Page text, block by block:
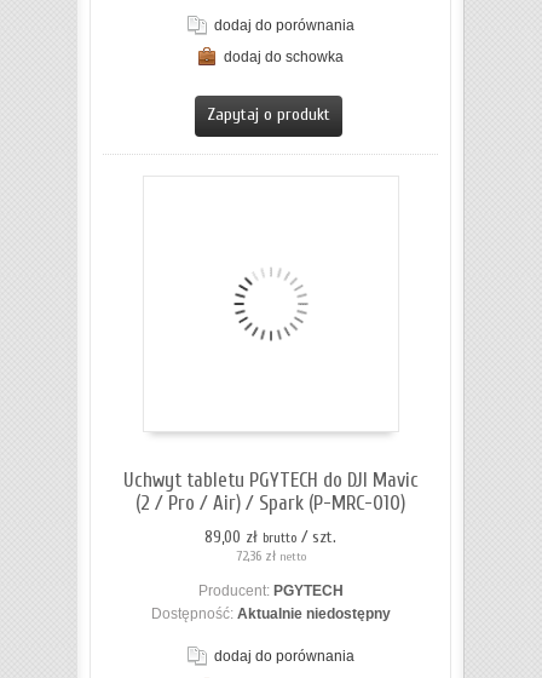
dodaj do porównania
dodaj do schowka
Zapytaj o produkt
Uchwyt tabletu PGYTECH do DJI Mavic
(2 / Pro / Air) / Spark (P-MRC-010)
89,00 zł brutto / szt.
72,36 zł netto
Producent: PGYTECH
Dostępność: Aktualnie niedostępny
dodaj do porównania